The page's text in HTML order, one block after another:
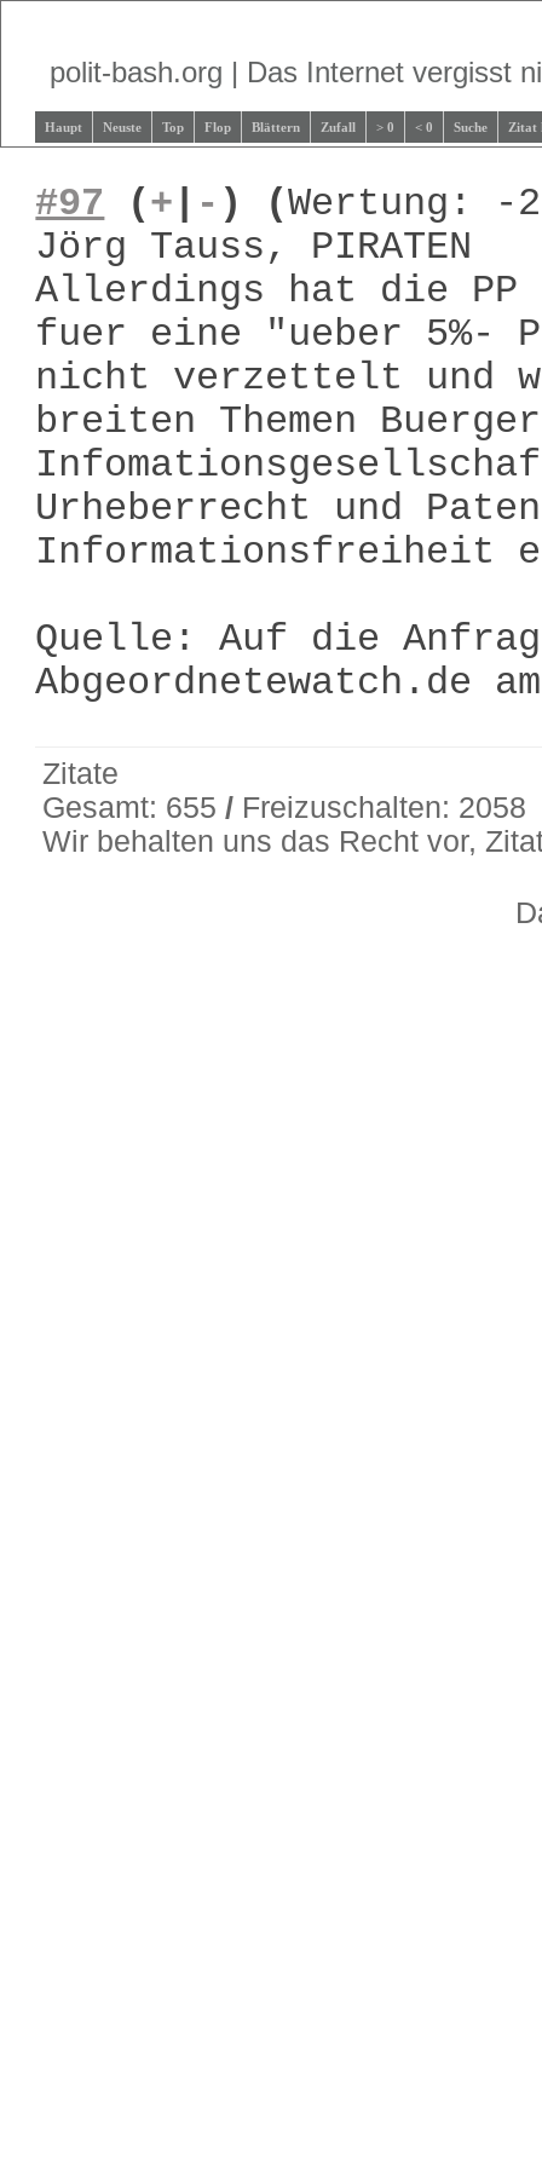
polit-bash.org | Das Internet vergisst
Haupt Neuste Top Flop Blättern Zufall > 0 < 0 Suche Zitat
#97 (+ - ) (Wertung: -
Jörg Tauss, PIRATEN
Allerdings hat die PP
fuer eine "ueber 5%-
nicht verzettelt und
breiten Themen
Urheberrecht und
Informationsfreiheit
Quelle: Auf die
Abgeordnetewatch.de
Zitate
Gesamt: 655/ Freizuschalten: 2058
Wir behalten uns das Recht vor,